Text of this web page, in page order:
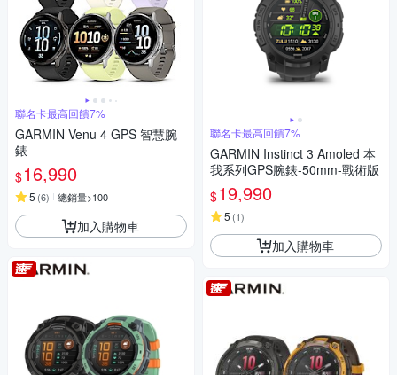
聯名卡最高回饋7%
GARMIN Venu 4 GPS 智慧腕
錶
$16,990
5 (6) 總銷量>100
加入購物車
聯名卡最高回饋7%
GARMIN Instinct 3 Amoled 本
我系列GPS腕錶-50mm-戰術版
$19,990
5 (1)
加入購物車